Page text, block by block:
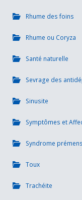
Rhume des foins
Rhume ou Coryza
Santé naturelle
Sevrage des
Sinusite
Symptômes et
Syndrome
Toux
Trachéite